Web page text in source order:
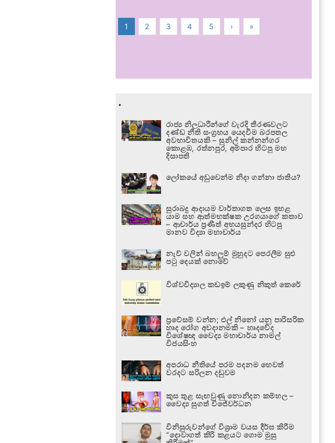
1 2 3 4 5 › »
.
රාජ්‍ය නිලධාරීන්ගේ වැරදි තීරණවලට
දණ්ඩ නීති සංග්‍රහය යෙදවීම බරපතල
අවභාවිතයකි – සුනිල් කන්නන්ගර
කොළඹ, රත්නපුර, අම්පාර හිටපු මහ
දිසාපති
ලෝකයේ අඩුවෙන්ම නිදා ගන්නා ජාතිය?
සුරාබදු ආදායම වාර්තාගත ලෙස ඉහළ
යාම සහ ආත්මභක්ෂක උරගයාගේ කතාව
– ආචාර්ය ප්‍රණීත් අභයසුන්දර හිටපු
මානව විද්‍යා මහාචාර්ය
නැව් වලින් බහලුම් මුහුදට පෙරලීම සුළු
පටු දෙයක් නොවේ
විශ්වවිද්‍යාල කඩඉම් ලකුණු නිකුත් කෙරේ
ප්‍රවේසම් වන්න; එල් නිනෝ යනු පාරිසරික
හෘද රෝග අවදානමකි – හෘදවේද
විශේෂඥ වෛද්‍ය මහාචාර්ය නාමල්
විජයසිංහ
අපරාධ නීතියේ පරම පදනම හෙවත්
වරදට සරිලන දඬුවම
කුස තුළ සැඟවුණු නොනිදන කම්හල –
වෛද්‍ය සුගත් විජේවර්ධන
විනිසුරුවන්ගේ විශ්‍රාම වයස දීර්ඝ කිරීම
“දොවාගත් කිරි කළයට ගොම මුසු